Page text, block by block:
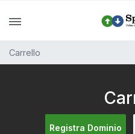
Carrello
Registra Dominio